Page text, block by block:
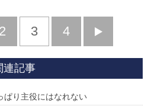
2 3 4
へ
連記事
ぱり主役にはなれない